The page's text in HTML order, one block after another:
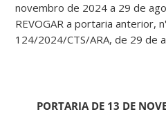
novembro de 2024 a 29 de
REVOGAR a portaria anterior,
124/2024/CTS/ARA, de 29 de
PORTARIA DE 13 DE